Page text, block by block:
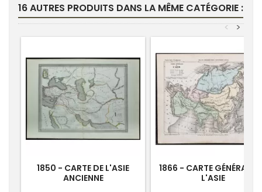
16 AUTRES PRODUITS DANS LA MÊME CATÉGORIE :
>
<
1850 - CARTE DE L'ASIE
ANCIENNE
1866 - CARTE GÉNÉRALE
L'ASIE